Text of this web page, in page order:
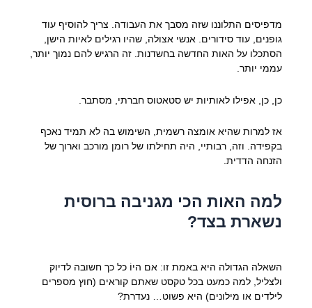
מדפיסים התלוננו שזה מסבך את העבודה. צריך להוסיף עוד
גופנים, עוד סידורים. אנשי אצולה, שהיו רגילים לאיות הישן,
הסתכלו על האות החדשה בחשדנות. זה הרגיש להם נמוך יותר,
עממי יותר.
כן, כן, אפילו לאותיות יש סטאטוס חברתי, מסתבר.
אז למרות שהיא אומצה רשמית, השימוש בה לא תמיד נאכף
בקפידה. וזה, רבותיי, היה תחילתו של רומן מורכב וארוך של
הזנחה הדדית.
למה האות הכי מגניבה ברוסית
נשארת בצד?
השאלה הגדולה היא באמת זו: אם היוֹ כל כך חשובה לדיוק
ולצליל, למה כמעט בכל טקסט שאתם קוראים (חוץ מספרים
לילדים או מילונים) היא פשוט… נעדרת?